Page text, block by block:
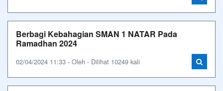
Berbagi Kebahagian SMAN 1 NATAR Pada
Ramadhan 2024
02/04/2024 11:33 - Oleh - Dilihat 10249 kali